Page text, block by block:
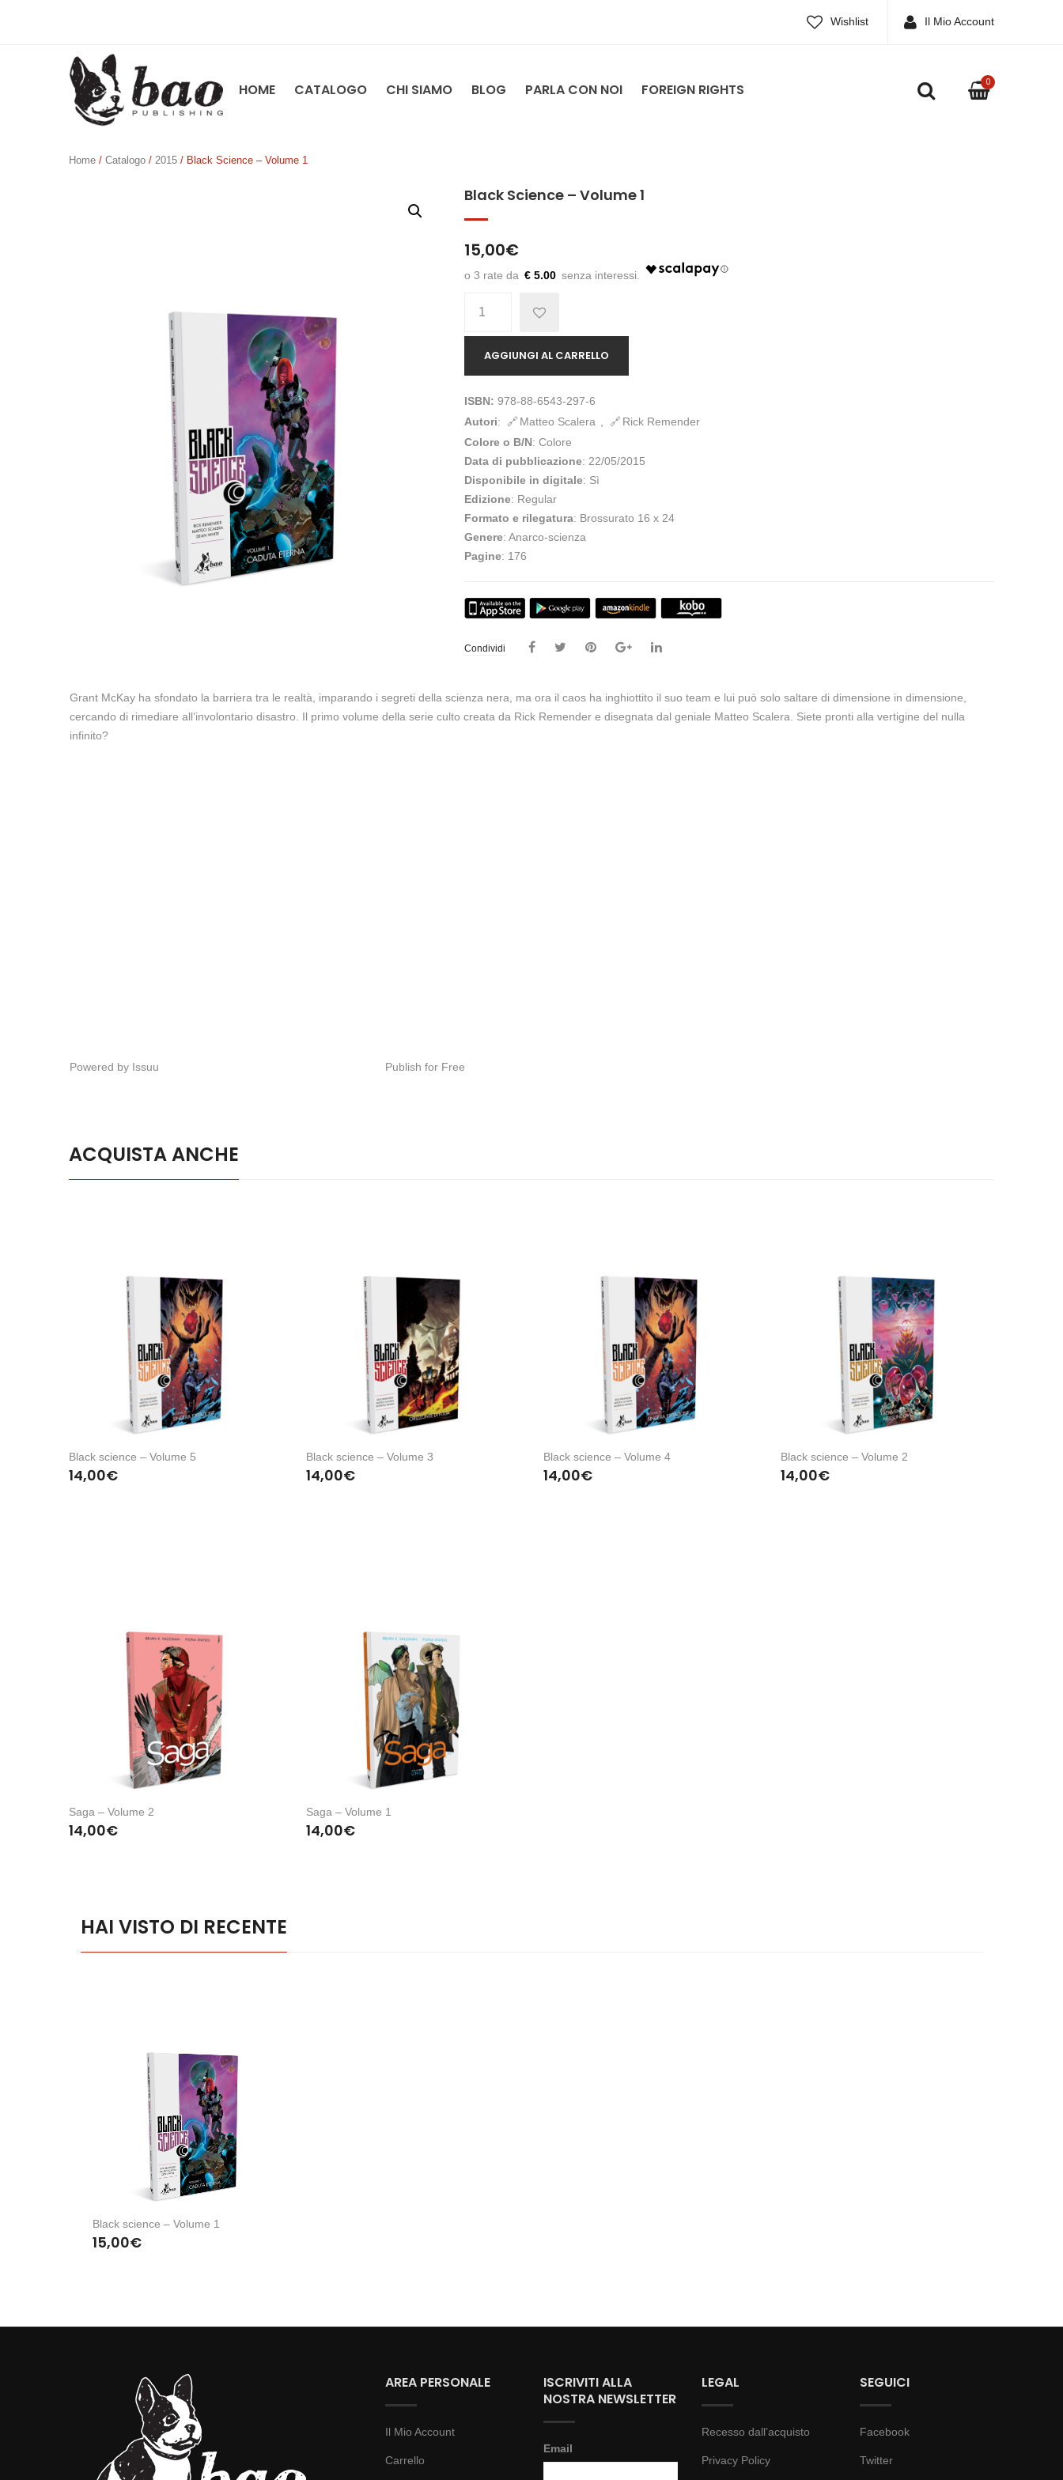
Wishlist Il Mio Account
HOME CATALOGO CHI SIAMO BLOG PARLA CON NOI FOREIGN RIGHTS 0
Home / Catalogo / 2015 / Black Science – Volume 1
Black Science – Volume 1
15,00€
€ 5.00
AGGIUNGI AL CARRELLO
ISBN: 978-88-6543-297-6
Autori: Matteo Scalera
Rick Remender
Colore o B/N: Colore
Data di pubblicazione: 22/05/2015
Disponibile in digitale: Sì
Edizione: Regular
Formato e rilegatura: Brossurato 16 x 24
Genere: Anarco-scienza
Pagine: 176
Condividi
Grant McKay ha sfondato la barriera tra le realtà, imparando i segreti della scienza nera, ma ora il caos ha inghiottito il suo team e lui può solo saltare di dimensione in dimensione,
cercando di rimediare all’involontario disastro. Il primo volume della serie culto creata da Rick Remender e disegnata dal geniale Matteo Scalera. Siete pronti alla vertigine del nulla
infinito?
Powered by Issuu Publish for Free
ACQUISTA ANCHE
Black science – Volume 5
14,00€
Black science – Volume 3
14,00€
Black science – Volume 4
14,00€
Black science – Volume 2
14,00€
Saga – Volume 2
14,00€
Saga – Volume 1
14,00€
HAI VISTO DI RECENTE
Black science – Volume 1
15,00€
AREA PERSONALE
Il Mio Account
Carrello
ISCRIVITI ALLA
NOSTRA NEWSLETTER
Email
LEGAL
Recesso dall’acquisto
Privacy Policy
SEGUICI
Facebook
Twitter